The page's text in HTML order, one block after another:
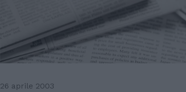
26 aprile 2003